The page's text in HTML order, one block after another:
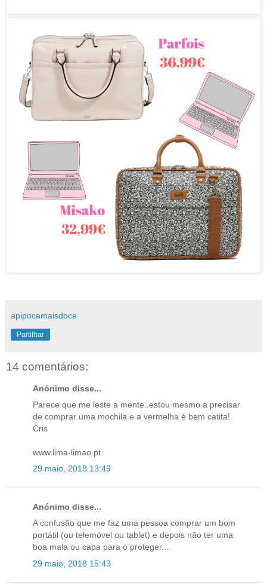
apipocamaisdoce
Partilhar
14 comentários:
Anónimo disse...
Parece que me leste a mente..estou mesmo a precisar
de comprar uma mochila e a vermelha é bem catita!
Cris
www.lima-limao.pt
29 maio, 2018 13:49
Anónimo disse...
A confusão que me faz uma pessoa comprar um bom
portátil (ou telemóvel ou tablet) e depois não ter uma
boa mala ou capa para o proteger...
29 maio, 2018 15:43